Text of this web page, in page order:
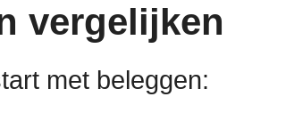
vergelijken
met beleggen: